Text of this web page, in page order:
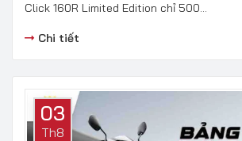
Click 160R Limited Edition chỉ 500...
Chi tiết
03
Th8